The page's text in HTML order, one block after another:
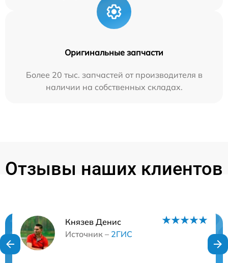
Оригинальные запчасти
Более 20 тыс. запчастей от производителя в
наличии на собственных складах.
Отзывы наших клиентов
Князев Денис
Источник – 2ГИС
Нужна консультация?